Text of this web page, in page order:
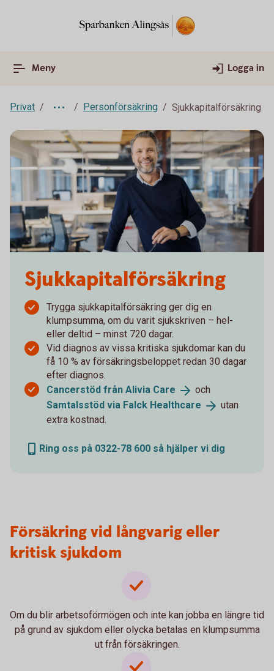
Meny Logga in
Privat Personförsäkring Sjukkapitalförsäkring
Sjukkapital­försäkring
Trygga sjukkapitalförsäkring ger dig en
klumpsumma, om du varit sjukskriven – hel-
eller deltid – minst 720 dagar.
Vid diagnos av vissa kritiska sjukdomar kan du
få 10 % av försäkringsbeloppet redan 30 dagar
efter diagnos.
Cancerstöd från Alivia Care
och
Samtalsstöd via Falck Healthcare
utan
extra kostnad.
Ring oss på 0322-78 600 så hjälper vi dig
Försäkring vid långvarig eller
kritisk sjukdom
Om du blir arbetsoförmögen och inte kan jobba en längre tid
på grund av sjukdom eller olycka betalas en klumpsumma
ut från försäkringen.